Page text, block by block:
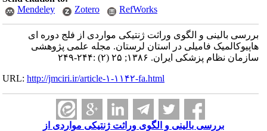
Mendeley
Zotero RefWorks
بررسی بالینی و الگوی وراثت ژنتیکی مواردی از فلج دوره ای
هاپیوکالمیک فامیلی در استان لرستان. مجله علمی پژوهشی
سازمان نظام پزشکی ایران. ۱۳۸۶; ۲۵ (۲) :۲۴۴-۲۴۹
URL:http://jmciri.ir/article-۱-۱۱۴۲-fa.html
بررسی بالینی و الگوی وراثت ژنتیکی مواردی از